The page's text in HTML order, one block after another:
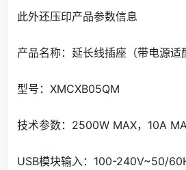
此外还压印产品参数信息
产品名称：延长线插座（带电源适
型号：XMCXB05QM
技术参数：2500W MAX，10A
USB模块输入：100-240V~50/